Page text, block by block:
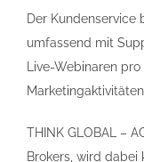
Der Kundenservice
umfassend mit
Live-Webinaren
THINK GLOBAL –
Brokers, wird dabei